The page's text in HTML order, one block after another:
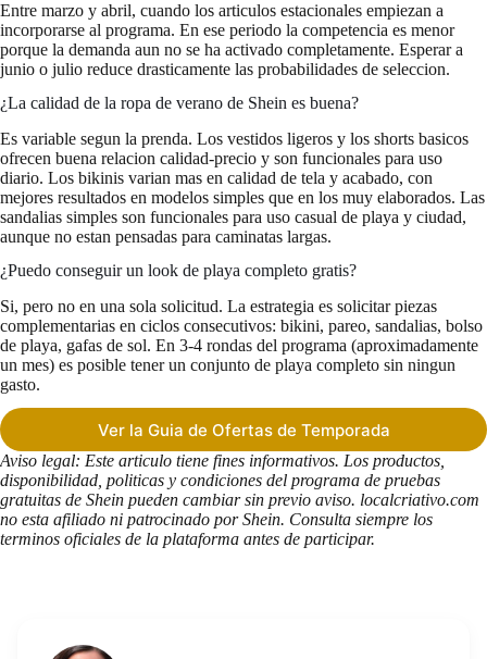
Entre marzo y abril, cuando los articulos estacionales empiezan a
incorporarse al programa. En ese periodo la competencia es menor
porque la demanda aun no se ha activado completamente. Esperar a
junio o julio reduce drasticamente las probabilidades de seleccion.
¿La calidad de la ropa de verano de Shein es buena?
Es variable segun la prenda. Los vestidos ligeros y los shorts basicos
ofrecen buena relacion calidad-precio y son funcionales para uso
diario. Los bikinis varian mas en calidad de tela y acabado, con
mejores resultados en modelos simples que en los muy elaborados. Las
sandalias simples son funcionales para uso casual de playa y ciudad,
aunque no estan pensadas para caminatas largas.
¿Puedo conseguir un look de playa completo gratis?
Si, pero no en una sola solicitud. La estrategia es solicitar piezas
complementarias en ciclos consecutivos: bikini, pareo, sandalias, bolso
de playa, gafas de sol. En 3-4 rondas del programa (aproximadamente
un mes) es posible tener un conjunto de playa completo sin ningun
gasto.
Ver la Guia de Ofertas de Temporada
Aviso legal: Este articulo tiene fines informativos. Los productos,
disponibilidad, politicas y condiciones del programa de pruebas
gratuitas de Shein pueden cambiar sin previo aviso. localcriativo.com
no esta afiliado ni patrocinado por Shein. Consulta siempre los
terminos oficiales de la plataforma antes de participar.